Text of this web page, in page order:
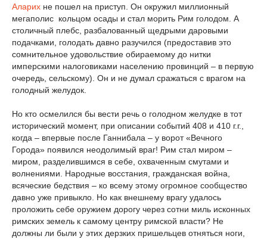
Аларих не пошел на приступ. Он окружил миллионный
мегаполис кольцом осады и стал морить Рим голодом. А
столичный плебс, разбалованный щедрыми даровыми
подачками, голодать давно разучился (предоставив это
сомнительное удовольствие обираемому до нитки
имперскими налоговиками населению провинций – в первую
очередь, сельскому). Он и не думал сражаться с врагом на
голодный желудок.
Но кто осмелился бы вести речь о голодном желудке в тот
исторический момент, при описании событий 408 и 410 г.г.,
когда – впервые после Ганнибала – у ворот «Вечного
Города» появился неодолимый враг! Рим стал миром –
миром, разделившимся в себе, охваченным смутами и
волнениями. Народные восстания, гражданская война,
всяческие бедствия – ко всему этому огромное сообщество
давно уже привыкло. Но как внешнему врагу удалось
проложить себе оружием дорогу через сотни миль исконных
римских земель к самому центру римской власти? Не
должны ли были у этих дерзких пришельцев отняться ноги,